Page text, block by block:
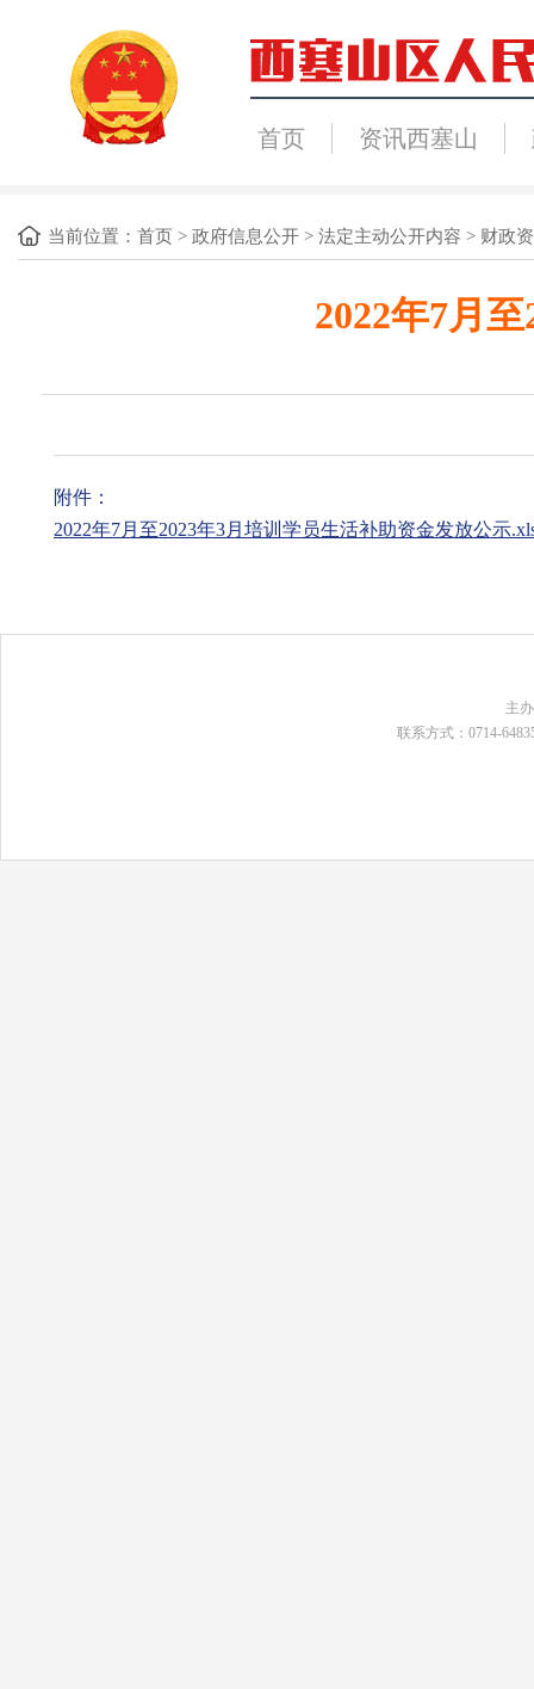
首页 资讯西塞山
当前位置： 首页 > 政府信息公开 > 法定主动公开内容 > 财政
2022年7月
附件：
2022年7月至2023年3月培训学员生活补助资金发放公示
主
联系方式：0714-